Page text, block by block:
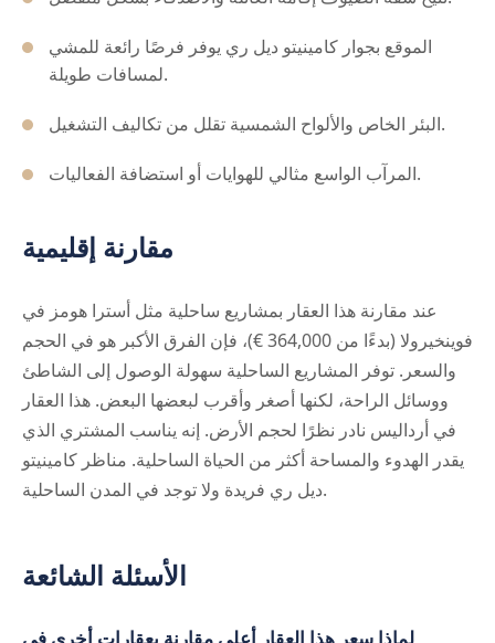
الموقع بجوار كامينيتو ديل ري يوفر فرصًا رائعة للمشي
لمسافات طويلة.
البئر الخاص والألواح الشمسية تقلل من تكاليف التشغيل.
المرآب الواسع مثالي للهوايات أو استضافة الفعاليات.
مقارنة إقليمية
عند مقارنة هذا العقار بمشاريع ساحلية مثل أسترا هومز في
فوينخيرولا (بدءًا من 364,000 €)، فإن الفرق الأكبر هو في الحجم
والسعر. توفر المشاريع الساحلية سهولة الوصول إلى الشاطئ
ووسائل الراحة، لكنها أصغر وأقرب لبعضها البعض. هذا العقار
في أرداليس نادر نظرًا لحجم الأرض. إنه يناسب المشتري الذي
يقدر الهدوء والمساحة أكثر من الحياة الساحلية. مناظر كامينيتو
ديل ري فريدة ولا توجد في المدن الساحلية.
الأسئلة الشائعة